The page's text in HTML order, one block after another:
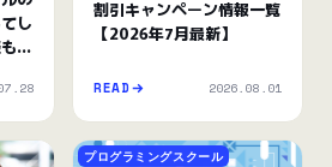
し
ご
割引キャンペーン情報一覧
【2026年7月最新】
READ 2026.08.01
プログラミングスクール